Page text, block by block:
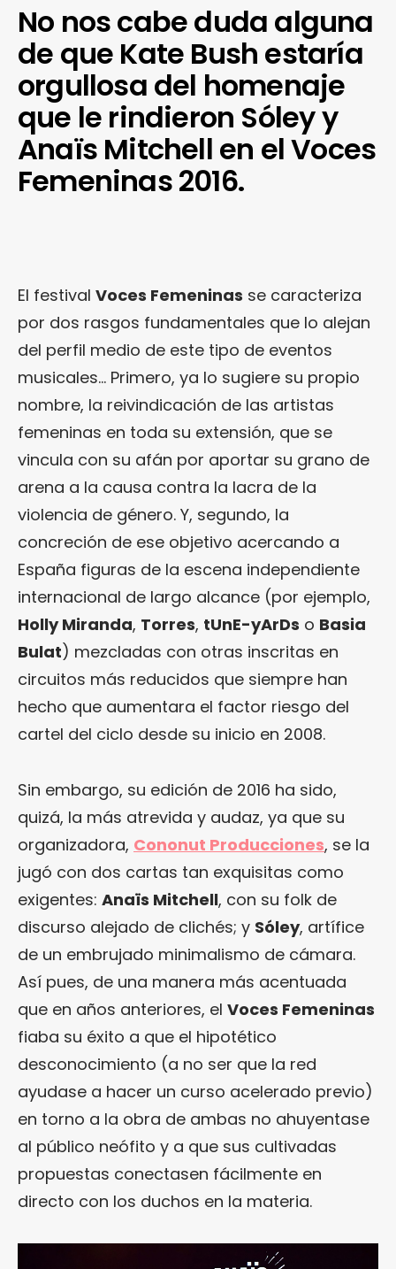
No nos cabe duda alguna
de que Kate Bush estaría
orgullosa del homenaje
que le rindieron Sóley y
Anaïs Mitchell en el Voces
Femeninas 2016.
El festival Voces Femeninas se caracteriza
por dos rasgos fundamentales que lo alejan
del perfil medio de este tipo de eventos
musicales… Primero, ya lo sugiere su propio
nombre, la reivindicación de las artistas
femeninas en toda su extensión, que se
vincula con su afán por aportar su grano de
arena a la causa contra la lacra de la
violencia de género. Y, segundo, la
concreción de ese objetivo acercando a
España figuras de la escena independiente
internacional de largo alcance (por ejemplo,
Holly Miranda, Torres, tUnE-yArDs o Basia
Bulat) mezcladas con otras inscritas en
circuitos más reducidos que siempre han
hecho que aumentara el factor riesgo del
cartel del ciclo desde su inicio en 2008.
Sin embargo, su edición de 2016 ha sido,
quizá, la más atrevida y audaz, ya que su
organizadora, Cononut Producciones, se la
jugó con dos cartas tan exquisitas como
exigentes: Anaïs Mitchell, con su folk de
discurso alejado de clichés; y Sóley, artífice
de un embrujado minimalismo de cámara.
Así pues, de una manera más acentuada
que en años anteriores, el Voces Femeninas
fiaba su éxito a que el hipotético
desconocimiento (a no ser que la red
ayudase a hacer un curso acelerado previo)
en torno a la obra de ambas no ahuyentase
al público neófito y a que sus cultivadas
propuestas conectasen fácilmente en
directo con los duchos en la materia.